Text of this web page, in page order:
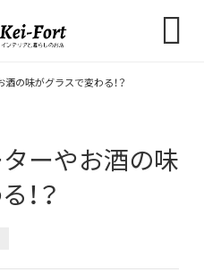

の味がグラスで変わる！？
ーやお酒の味
！？